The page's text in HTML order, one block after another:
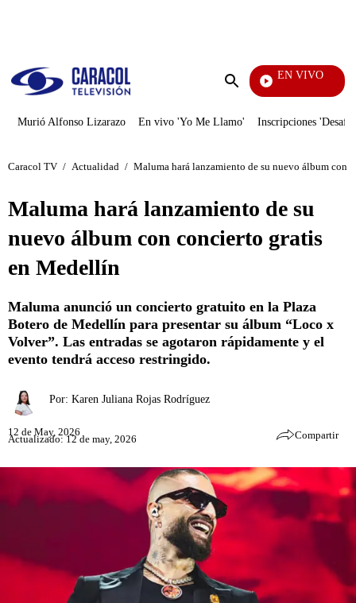
Enviar
EN VIVO
Murió Alfonso Lizarazo En vivo 'Yo Me Llamo' Inscripciones
Caracol TV / Actualidad / Maluma hará lanzamiento de su nuevo álbum con
Maluma hará lanzamiento de su
nuevo álbum con concierto gratis
en Medellín
Maluma anunció un concierto gratuito en la Plaza
Botero de Medellín para presentar su álbum “Loco x
Volver”. Las entradas se agotaron rápidamente y el
evento tendrá acceso restringido.
Por: Karen Juliana Rojas Rodríguez
12 de May, 2026
Actualizado: 12 de may, 2026 Compartir